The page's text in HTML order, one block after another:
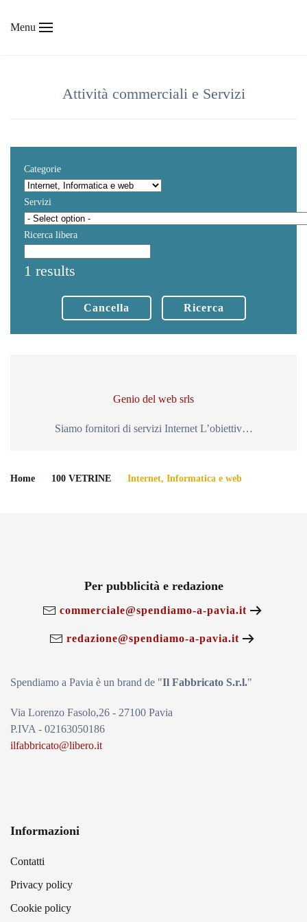
Menu
Attività commerciali e Servizi
Categorie
Servizi
Ricerca libera
1 results
Cancella Ricerca
Genio del web srls
Siamo fornitori di servizi Internet L’obiettiv…
Home 100 VETRINE Internet, Informatica e web
Per pubblicità e redazione
commerciale@spendiamo-a-pavia.it
redazione@spendiamo-a-pavia.it
Spendiamo a Pavia è un brand de "Il Fabbricato S.r.l."
Via Lorenzo Fasolo,26 - 27100 Pavia
P.IVA - 02163050186
ilfabbricato@libero.it
Informazioni
Contatti
Privacy policy
Cookie policy